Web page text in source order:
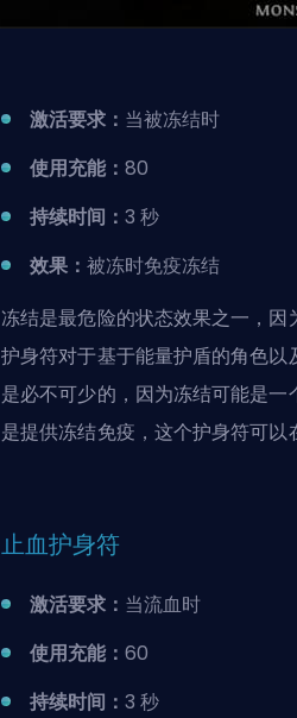
激活要求： 当被冻结时
使用充能： 80
持续时间： 3 秒
效果： 被冻时免疫冻结
冻结是最危险的状态效果之一，
护身符对于基于能量护盾的角色
是必不可少的，因为冻结可能是
是提供冻结免疫，这个护身符可以
止血护身符
激活要求： 当流血时
使用充能： 60
持续时间： 3 秒